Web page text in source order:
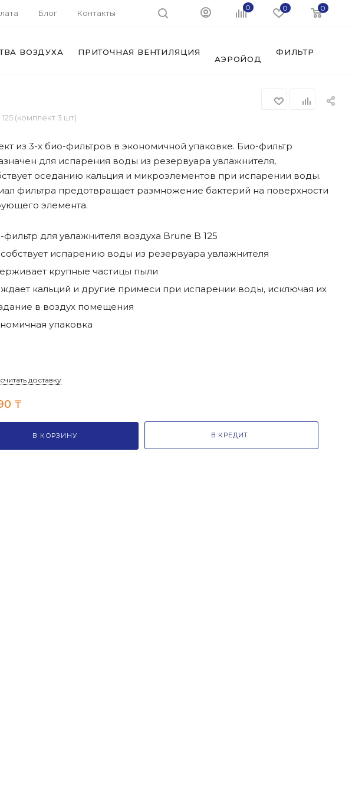
Блог Контакты
0 0 0
ВОЗДУХА ПРИТОЧНАЯ ВЕНТИЛЯЦИЯ
АЭРОЙОД
ФИЛЬТРЫ И
(комплект 3 шт)
из 3-х био-фильтров в экономичной упаковке. Био-фильтр
для испарения воды из резервуара увлажнителя,
оседанию кальция и микроэлементов при испарении воды.
фильтра предотвращает размножение бактерий на поверхности
элемента.
фильтр для увлажнителя воздуха Brune B 125
испарению воды из резервуара увлажнителя
крупные частицы пыли
кальций и другие примеси при испарении воды, исключая их
в воздух помещения
упаковка
доставку
₸
В КОРЗИНУ В КРЕДИТ